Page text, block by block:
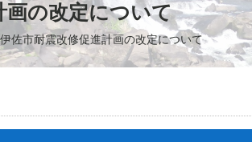
画の改定について
佐市耐震改修促進計画の改定について